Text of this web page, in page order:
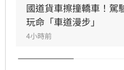
醫，經酒測確認3名駕駛
籲，變換車道務必顯示
切勿強行切入，以防憾事
提醒用路人，行經國道
車保持適當安全間距，以
國道貨車擦撞轎車！駕
玩命「車道漫步」
4小時前